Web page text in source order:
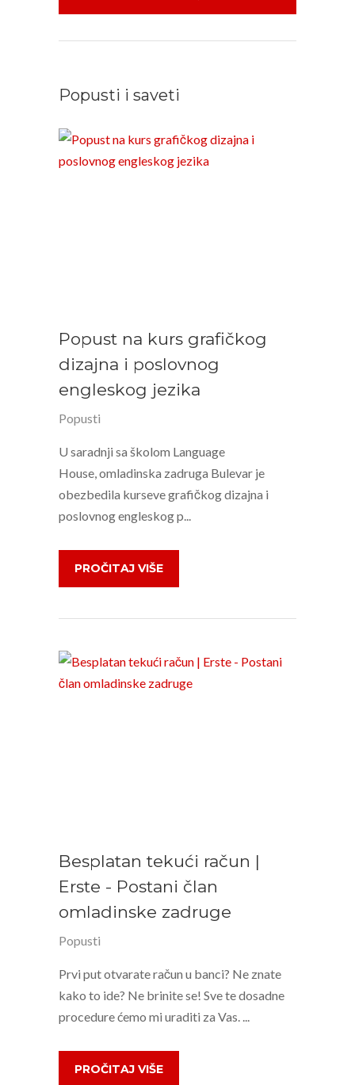
Popusti i saveti
Popust na kurs grafičkog
dizajna i poslovnog
engleskog jezika
Popusti
U saradnji sa školom Language
House, omladinska zadruga Bulevar je
obezbedila kurseve grafičkog dizajna i
poslovnog engleskog p...
PROČITAJ VIŠE
Besplatan tekući račun |
Erste - Postani član
omladinske zadruge
Popusti
Prvi put otvarate račun u banci? Ne znate
kako to ide? Ne brinite se! Sve te dosadne
procedure ćemo mi uraditi za Vas. ...
PROČITAJ VIŠE